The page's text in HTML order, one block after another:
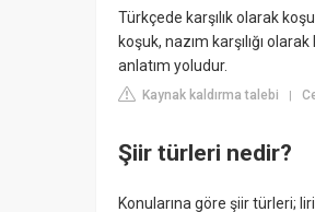
Türkçede karşılık olarak
koşuk, nazım karşılığı
anlatım yoludur.
Kaynak kaldırma talebi |
Şiir türleri nedir?
Konularına göre şiir türleri;